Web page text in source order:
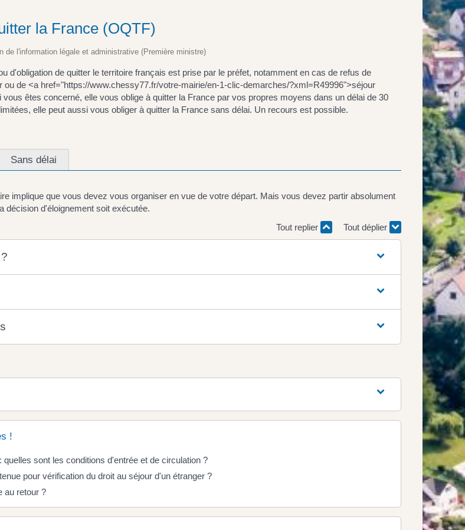
la France (OQTF)
de l'information légale et administrative (Première ministre)
d'obligation de quitter le territoire français est prise par le préfet, notamment en cas de refus de
ou de <a href="https://www.chessy77.fr/votre-mairie/en-1-clic-demarches/?xml=R49996">séjour
vous êtes concerné, elle vous oblige à quitter la France par vos propres moyens dans un délai de 30
elle peut aussi vous obliger à quitter la France sans délai. Un recours est possible.
Sans délai
implique que vous devez vous organiser en vue de votre départ. Mais vous devez partir absolument
décision d'éloignement soit exécutée.
Tout replier
Tout déplier
!
quelles sont les conditions d'entrée et de circulation ?
pour vérification du droit au séjour d'un étranger ?
au retour ?